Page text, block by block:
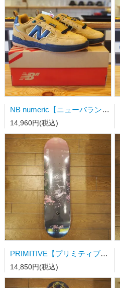
NB numeric【ニューバランス】スケートシューズ UN808BNB 27.0cm
14,960円(税込)
PRIMITIVE【プリミティブ】スケートボードデッキ YAMASHITA RONIN DECK BLACK 8.0×31.75 WB14
14,850円(税込)